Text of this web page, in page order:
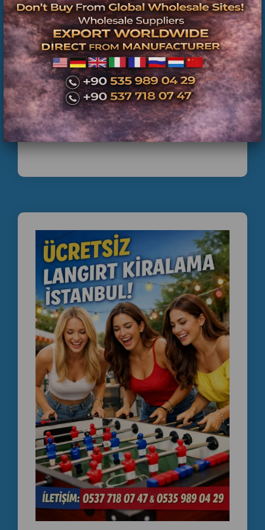
Langırt?
✔ İlk yatırım maliyeti yok
✔ Profesyonel teknik servis
✔ Düzenli bakım
✔ Yedek parça desteği
✔ İşletmeye hareket kazandıran eğlence sistemi
Etmelisiniz?
Yıllardır İstanbul genelinde langırt kiralama, teknik servis
ve ikinci el langırt satışı alanında hizmet veriyoruz.
Kurduğumuz cihazların bakımını düzenli olarak
gerçekleştiriyor, olası arızalara hızlı şekilde müdahale
ediyoruz.
İşletmenizin ihtiyaçlarına uygun çözümler sunarak uzun
vadeli iş ortaklıkları kurmayı hedefliyoruz.
Sık Sorulan Sorular
Avcılar'da günlük langırt
kiralayabilir miyim?
Evet. Organizasyonlar, festivaller, okul etkinlikleri ve
şirket organizasyonları için günlük kiralama hizmeti
sunuyoruz.
Ciro paylaşımlı sistem nasıl
çalışıyor?
BAYRAMPAŞA KAFELERE LANGIRT KİRALAMA